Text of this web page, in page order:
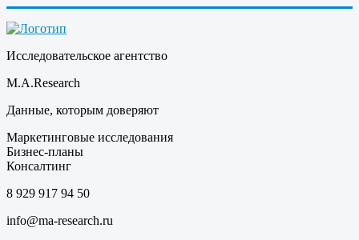
Исследовательское агентство
M.A.Research
Данные, которым доверяют
Маркетинговые исследования
Бизнес-планы
Консалтинг
8 929 917 94 50
info@ma-research.ru